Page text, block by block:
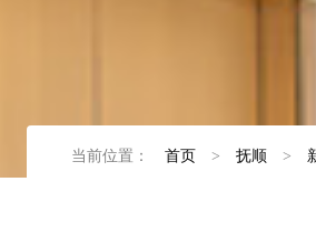
当前位置： 首页 > 抚顺 >